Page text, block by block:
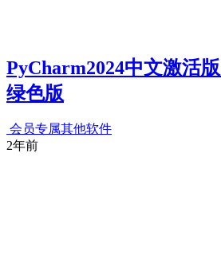
PyCharm2024中文激活
绿色版
会员专属其他软件
2年前